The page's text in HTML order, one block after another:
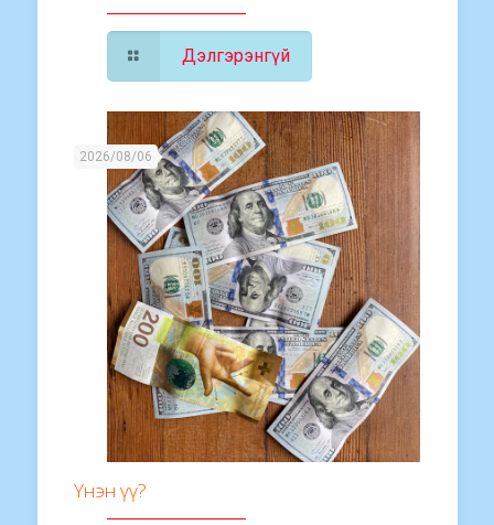
Дэлгэрэнгүй
2026/08/06
Үнэн үү?